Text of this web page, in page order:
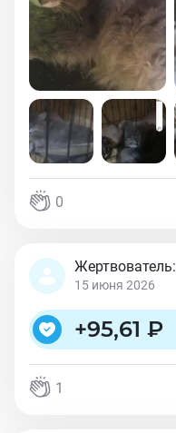
0
Жертвователь:
15 июня 2026
+95,61 ₽
1